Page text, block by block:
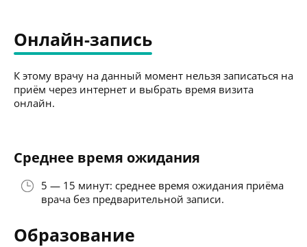
Онлайн-запись
К этому врачу на данный момент нельзя записаться на
приём через интернет и выбрать время визита
онлайн.
Среднее время ожидания
5 — 15 минут: среднее время ожидания приёма
врача без предварительной записи.
Образование